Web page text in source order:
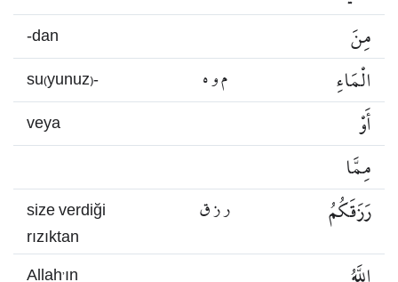
-dan مِنَ
su(yunuz)- م و ه الْمَاءِ
veya
أَوْ
مِمَّا
size verdiği
rızıktan
ر ز ق رَزَقَكُمُ